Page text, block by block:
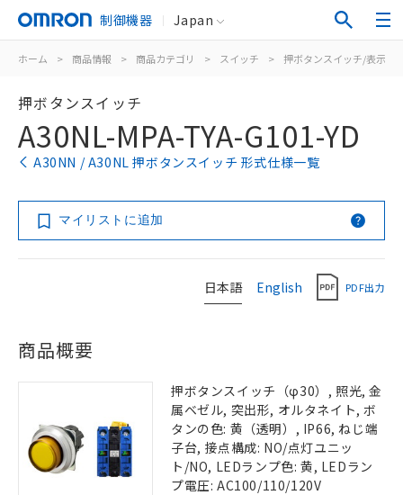
制御機器 Japan
ホーム > 商品情報 > 商品カテゴリ > スイッチ > 押ボタンスイッチ/表示灯
押ボタンスイッチ
A30NL-MPA-TYA-G101-YD
A30NN / A30NL 押ボタンスイッチ 形式仕様一覧
マイリストに追加
日本語 English PDF出力
商品概要
押ボタンスイッチ（φ30）, 照光, 金
属ベゼル, 突出形, オルタネイト, ボ
タンの色: 黄（透明）, IP66, ねじ端
子台, 接点構成: NO/点灯ユニッ
ト/NO, LEDランプ色: 黄, LEDラン
プ電圧: AC100/110/120V